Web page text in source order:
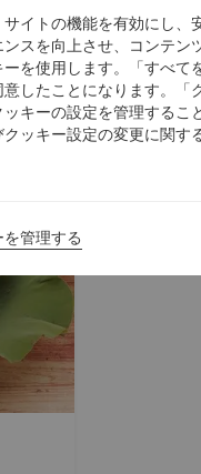
サイトの機能を有効にし、
ンスを向上させ、コンテン
ーを使用します。「すべて
意したことになります。「
ッキーの設定を管理するこ
ッキー設定の変更に関す
管理する